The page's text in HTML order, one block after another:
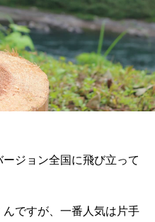
ジョン全国に飛び立って
ですが、一番人気は片手